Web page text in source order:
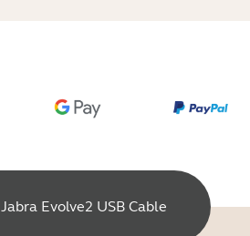
Jabra Evolve2 USB Cable